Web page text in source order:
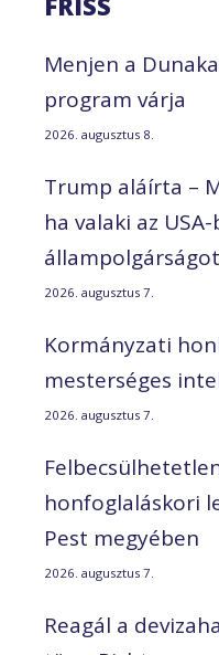
Menjen a
program várja
2026. augusztus 8.
Trump aláírta –
ha valaki az
2026. augusztus 7.
Kormányzati
mesterséges
2026. augusztus 7.
honfoglaláskori
Pest megyében
2026. augusztus 7.
Reagál a